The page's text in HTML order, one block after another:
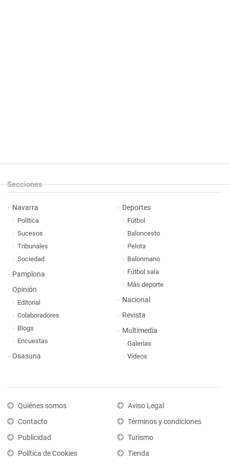
Secciones
Navarra
Política
Sucesos
Tribunales
Sociedad
Pamplona
Opinión
Editorial
Colaboradores
Blogs
Encuestas
Osasuna
Deportes
Fútbol
Baloncesto
Pelota
Balonmano
Fútbol sala
Más deporte
Nacional
Revista
Multimedia
Galerías
Vídeos
Quiénes somos
Contacto
Publicidad
Política de Cookies
Aviso Legal
Términos y condiciones
Turismo
Tienda